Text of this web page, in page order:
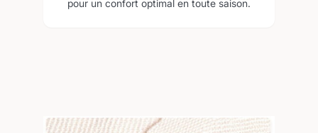
pour un confort optimal en toute saison.